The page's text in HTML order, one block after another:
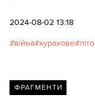
виняток.
2024-08-02 13:18
війна курахове літо
ФРАГМЕНТИ